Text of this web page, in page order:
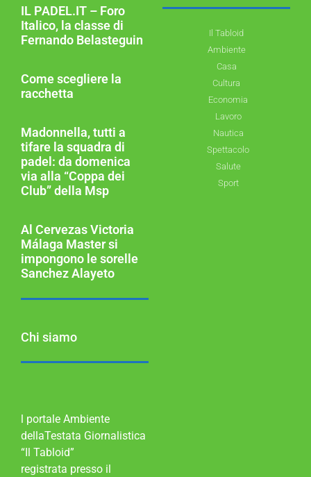
IL PADEL.IT – Foro
Italico, la classe di
Fernando Belasteguin
Come scegliere la
racchetta
Madonnella, tutti a
tifare la squadra di
padel: da domenica
via alla “Coppa dei
Club” della Msp
Al Cervezas Victoria
Málaga Master si
impongono le sorelle
Sanchez Alayeto
Il Tabloid
Ambiente
Casa
Cultura
Economia
Lavoro
Nautica
Spettacolo
Salute
Sport
Chi siamo
l portale Ambiente
dellaTestata Giornalistica
“Il Tabloid”
registrata presso il